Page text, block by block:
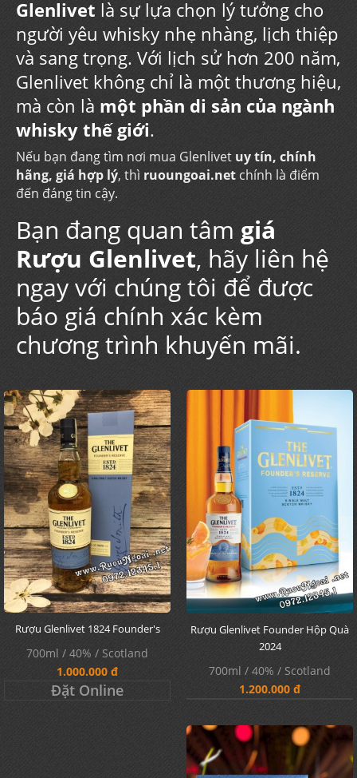
Glenlivet là sự lựa chọn lý tưởng cho
người yêu whisky nhẹ nhàng, lịch thiệp
và sang trọng. Với lịch sử hơn 200 năm,
Glenlivet không chỉ là một thương hiệu,
mà còn là một phần di sản của ngành
whisky thế giới.
Nếu bạn đang tìm nơi mua Glenlivet uy tín, chính
hãng, giá hợp lý, thì ruoungoai.net chính là điểm
đến đáng tin cậy.
Bạn đang quan tâm giá
Rượu Glenlivet, hãy liên hệ
ngay với chúng tôi để được
báo giá chính xác kèm
chương trình khuyến mãi.
Rượu Glenlivet 1824 Founder's
700ml / 40% / Scotland
1.000.000 đ
Đặt Online
Rượu Glenlivet Founder Hộp Quà
2024
700ml / 40% / Scotland
1.200.000 đ